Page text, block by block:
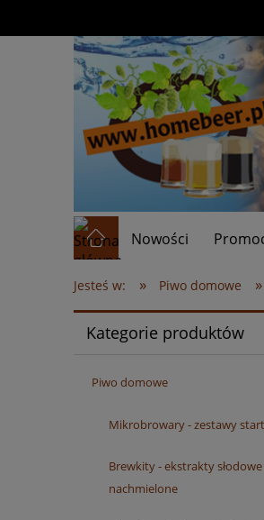
Nowości
Jesteś w: » Piwo domowe »
Kategorie produktów
Piwo domowe
Mikrobrowary - zestawy
Brewkity - ekstrakty słodowe
nachmielone